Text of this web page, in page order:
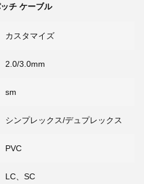
チ ケーブル
カスタマイズ
2.0/3.0mm
sm
シンプレックス/デュプレックス
PVC
LC、SC